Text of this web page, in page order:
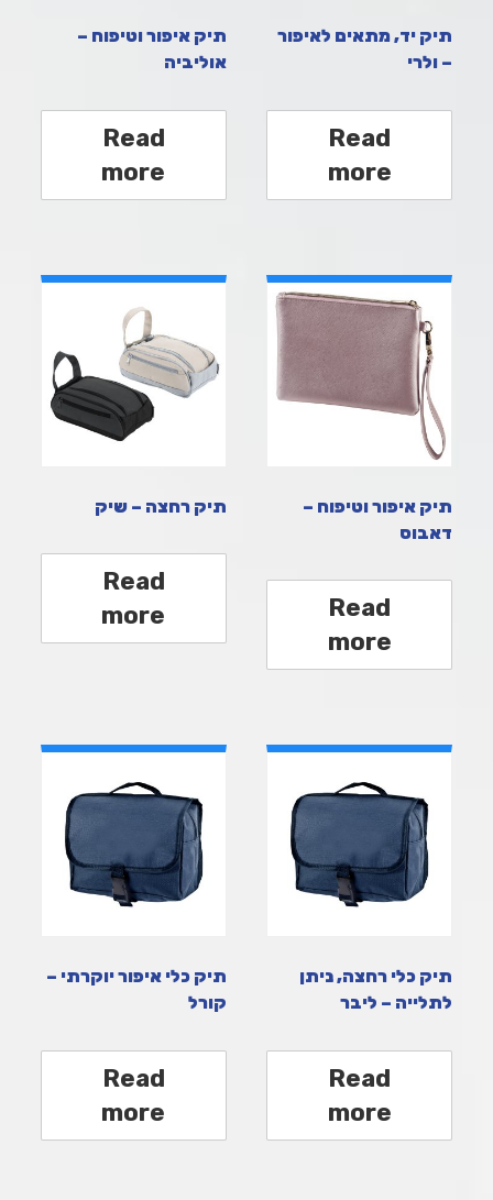
תיק יד, מתאים לאיפור
– ולרי
Read
more
תיק איפור וטיפוח –
אוליביה
Read
more
תיק איפור וטיפוח –
דאבוס
Read
more
תיק רחצה – שיק
Read
more
תיק כלי רחצה, ניתן
לתלייה – ליבר
Read
more
תיק כלי איפור יוקרתי –
קורל
Read
more